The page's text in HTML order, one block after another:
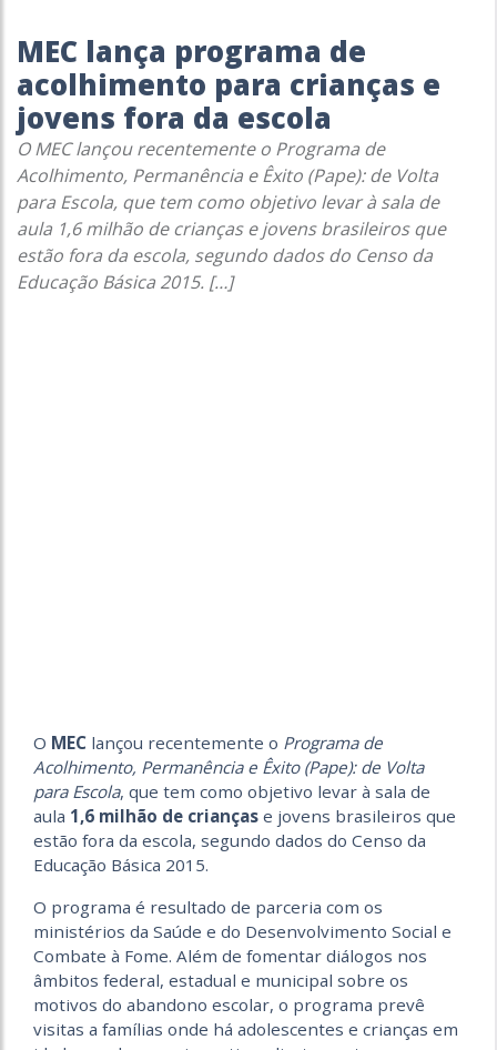
MEC lança programa de
acolhimento para crianças e
jovens fora da escola
O MEC lançou recentemente o Programa de
Acolhimento, Permanência e Êxito (Pape): de Volta
para Escola, que tem como objetivo levar à sala de
aula 1,6 milhão de crianças e jovens brasileiros que
estão fora da escola, segundo dados do Censo da
Educação Básica 2015. […]
O MEC lançou recentemente o Programa de
Acolhimento, Permanência e Êxito (Pape): de Volta
para Escola, que tem como objetivo levar à sala de
aula 1,6 milhão de crianças e jovens brasileiros que
estão fora da escola, segundo dados do Censo da
Educação Básica 2015.
O programa é resultado de parceria com os
ministérios da Saúde e do Desenvolvimento Social e
Combate à Fome. Além de fomentar diálogos nos
âmbitos federal, estadual e municipal sobre os
motivos do abandono escolar, o programa prevê
visitas a famílias onde há adolescentes e crianças em